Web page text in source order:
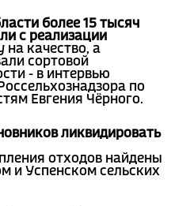
более 15 тысяч
с реализации
на качество, а
сортовой
- в интервью
по
Евгения Чёрного.
ликвидировать
отходов найдены
и Успенском сельских